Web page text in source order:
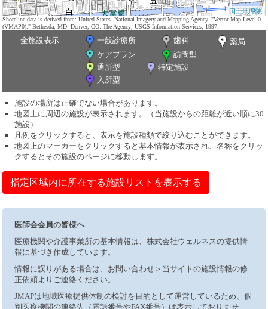
国土地理院
Shoreline data is derived from: United States. National Imagery and Mapping Agency. "Vector Map Level 0
(VMAP0)." Bethesda, MD: Denver, CO: The Agency; USGS Information Services, 1997.
全施設表示 一般診療所 歯科
薬局
ケアプラン
訪問型
通所型
特定施設
入所型
施設の場所は正確でない場合があります。
地図上に周辺の施設が表示されます。（当施設からの距離が近い順に30
施設）
凡例をクリックすると、表示を施設種類で絞り込むことができます。
地図上のマーカーをクリックすると基本情報が表示され、名称をクリッ
クするとその施設のページに移動します。
指定区域内に所在する施設リストを表示する
医師会会員の皆様へ
医療機関や介護事業所の基本情報は、株式会社ウェルネスの提供情
報に基づき作成しています。
情報に誤りがある場合は、お問い合わせ＞当サイトの施設情報の修
正依頼よりご連絡ください。
JMAPは地域医療提供体制の検討を目的として運営しているため、個
別医療機関の連絡先（電話番号やFAX番号）は表示しておりませ